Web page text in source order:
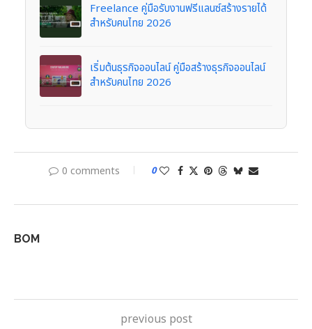
Freelance คู่มือรับงานฟรีแลนซ์สร้างรายได้
สำหรับคนไทย 2026
เริ่มต้นธุรกิจออนไลน์ คู่มือสร้างธุรกิจออนไลน์
สำหรับคนไทย 2026
0 comments 0
BOM
previous post